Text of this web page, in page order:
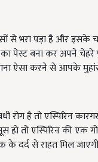
से भरा पड़ा है और इसके
का पेस्ट बना कर अपने
ऐसा करने से आपके
रोग है तो एस्पिरिन
हो तो एस्पिरिन की एक
दर्द से राहत मिल